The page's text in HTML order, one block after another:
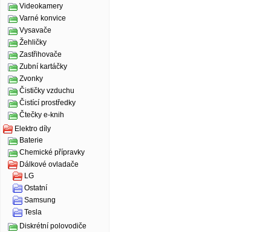
Videokamery
Varné konvice
Vysavače
Žehličky
Zastřihovače
Zubní kartáčky
Zvonky
Čističky vzduchu
Čistící prostředky
Čtečky e-knih
Elektro díly
Baterie
Chemické přípravky
Dálkové ovladače
LG
Ostatní
Samsung
Tesla
Diskrétní polovodiče